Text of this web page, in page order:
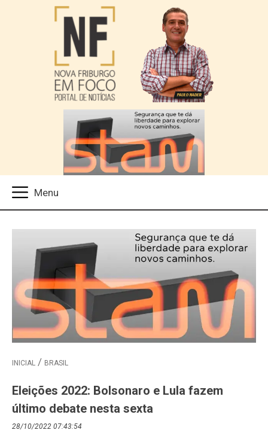
INICIAL BRASIL
Eleições 2022: Bolsonaro e Lula fazem
último debate nesta sexta
28/10/2022 07:43:54